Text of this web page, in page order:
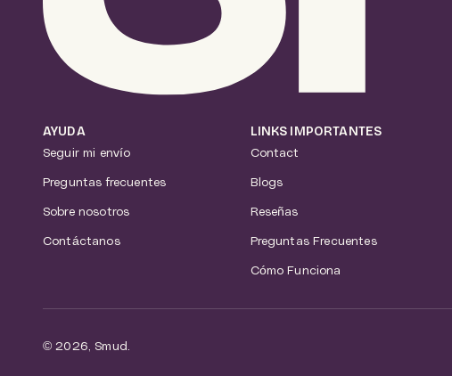
AYUDA
Seguir mi envío
Preguntas frecuentes
Sobre nosotros
Contáctanos
LINKS IMPORTANTES
Contact
Blogs
Reseñas
Preguntas Frecuentes
Cómo Funciona
© 2026, Smud.